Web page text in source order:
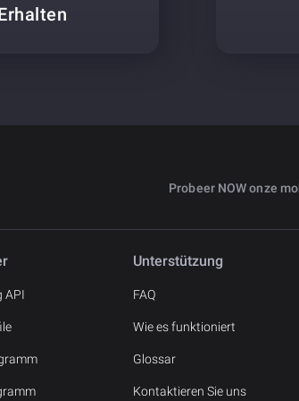
Probeer NOW onze
API
Unterstützung
FAQ
Wie es funktioniert
Glossar
Kontaktieren Sie uns